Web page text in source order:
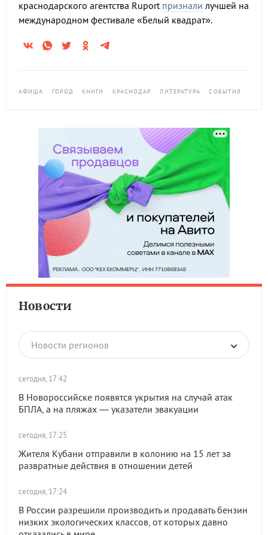
краснодарского агентства Ruport признали лучшей на
международном фестивале «Белый квадрат».
АФИША ГОРОД КНИГИ КРАСНОДАР ЛИТЕРАТУРА СОБЫТИЯ
Новости
Новости регионов
сегодня, 17:42
В Новороссийске появятся укрытия на случай атак
БПЛА, а на пляжах — указатели эвакуации
сегодня, 17:25
Жителя Кубани отправили в колонию на 15 лет за
развратные действия в отношении детей
сегодня, 17:24
В России разрешили производить и продавать бензин
низких экологических классов, от которых давно